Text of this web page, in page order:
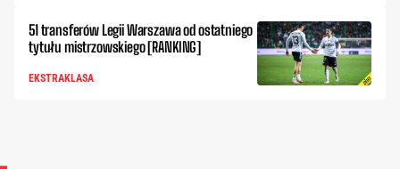
51 transferów Legii Warszawa od ostatniego
tytułu mistrzowskiego [RANKING]
EKSTRAKLASA